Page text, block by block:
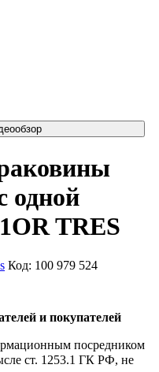
одной
TRES
Код: 100 979 524
и покупателей
посредником
ст. 1253.1 ГК РФ, не